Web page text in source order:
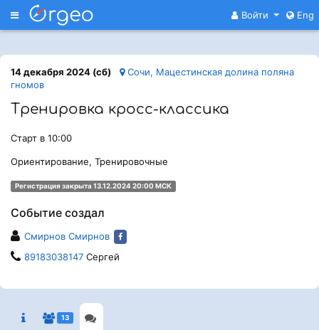
Меню Войти Eng
14 декабря 2024 (сб)
Сочи, Мацестинская долина поляна
гномов
Тренировка кросс-классика
Старт в 10:00
Ориентирование, Тренировочные
Регистрация закрыта 13.12.2024 20:00 МСК
Событие создал
Смирнов Смирнов
89183038147 Сергей
13